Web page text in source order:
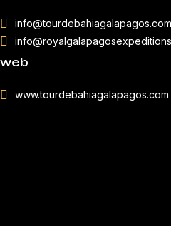
info@tourdebahiagalapagos.com
web
www.tourdebahiagalapagos.com